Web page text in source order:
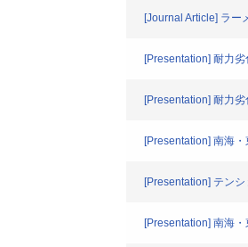
[Journal Article] ラー
[Presentation] 耐力
[Presentation] 耐力
[Presentation] 南海
[Presentation] テン
[Presentation] 南海